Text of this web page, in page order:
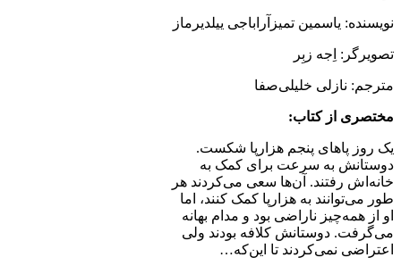
نویسنده: یاسمین تمیزآراباجی ییلدیرماز
تصویرگر: اِجه زبِر
مترجم: نازلی خلیلی‌صفا
مختصری از کتاب:
یک روز پاهای پنجم هزارپا شکست.
دوستانش به سرعت برای کمک به
خانه‌اش رفتند. آن‌ها سعی می‌کردند هر
طور می‌توانند به هزارپا کمک کنند، اما
او از همه‌چیز ناراضی بود و مدام بهانه
می‌گرفت. دوستانش کلافه بودند ولی
اعتراضی نمی‌کردند تا این‌که…